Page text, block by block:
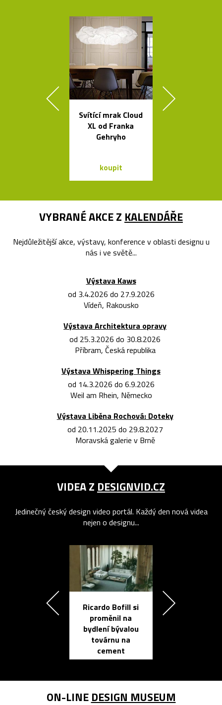
Svítící mrak Cloud
XL od Franka
Gehryho
koupit
VYBRANÉ AKCE Z KALENDÁŘE
Nejdůležitější akce, výstavy, konference v oblasti designu u
nás i ve světě...
Výstava Kaws
od 3.4.2026 do 27.9.2026
Vídeň, Rakousko
Výstava Architektura opravy
od 25.3.2026 do 30.8.2026
Příbram, Česká republika
Výstava Whispering Things
od 14.3.2026 do 6.9.2026
Weil am Rhein, Německo
Výstava Liběna Rochová: Doteky
od 20.11.2025 do 29.8.2027
Moravská galerie v Brně
VIDEA Z DESIGNVID.CZ
Jedinečný český design video portál. Každý den nová videa
nejen o designu...
Ricardo Bofill si
proměnil na
bydlení bývalou
továrnu na
cement
ON-LINE DESIGN MUSEUM